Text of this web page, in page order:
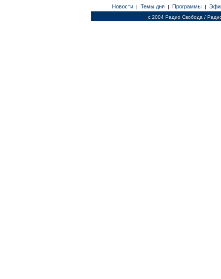
Новости | Темы дня | Программы |
c 2004 Радио Свобода /